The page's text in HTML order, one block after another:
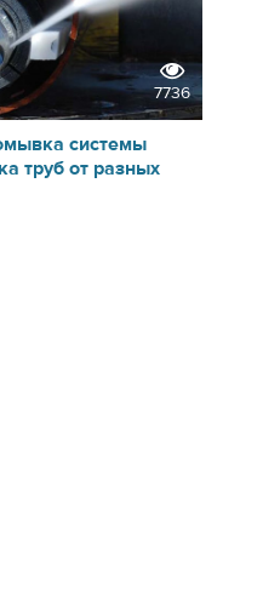
7736
системы
труб от разных